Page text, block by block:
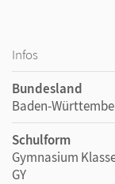
Infos
Bundesland
Baden-
Schulform
Gymnasium
GY